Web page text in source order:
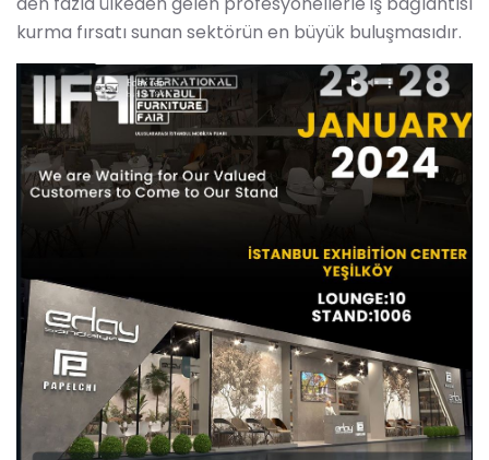
kurma fırsatı sunan sektörün en büyük buluşmasıdır.